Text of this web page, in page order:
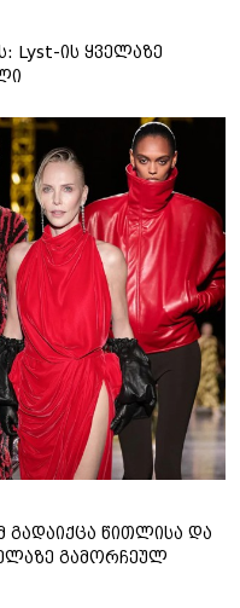
Lyst-ის ყველაზე
გადაიქცა წითლისა და
გამორჩეულ